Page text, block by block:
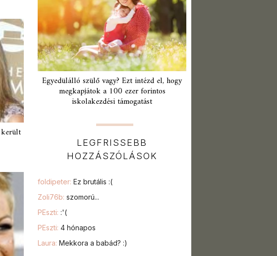
került
Egyedülálló szülő vagy? Ezt intézd el, hogy
megkapjátok a 100 ezer forintos
iskolakezdési támogatást
LEGFRISSEBB
HOZZÁSZÓLÁSOK
foldipeter: Ez brutális :(
Zoli76b: szomorú...
PEszti: :'(
PEszti: 4 hónapos
Laura: Mekkora a babád? :)